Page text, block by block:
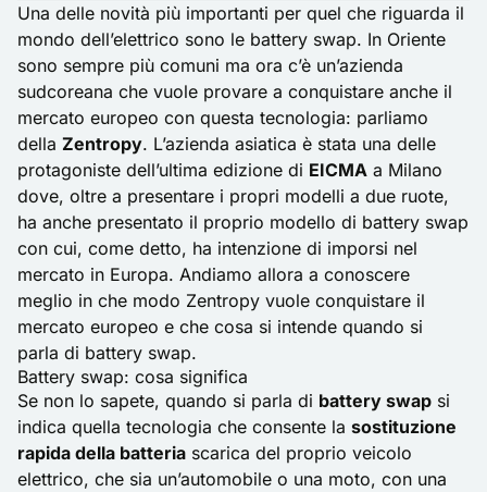
Una delle novità più importanti per quel che riguarda il
mondo dell’elettrico sono le battery swap. In Oriente
sono sempre più comuni ma ora c’è un’azienda
sudcoreana che vuole provare a conquistare anche il
mercato europeo con questa tecnologia: parliamo
della Zentropy. L’azienda asiatica è stata una delle
protagoniste dell’ultima edizione di EICMA a Milano
dove, oltre a presentare i propri modelli a due ruote,
ha anche presentato il proprio modello di battery swap
con cui, come detto, ha intenzione di imporsi nel
mercato in Europa. Andiamo allora a conoscere
meglio in che modo Zentropy vuole conquistare il
mercato europeo e che cosa si intende quando si
parla di battery swap.
Battery swap: cosa significa
Se non lo sapete, quando si parla di battery swap si
indica quella tecnologia che consente la sostituzione
rapida della batteria scarica del proprio veicolo
elettrico, che sia un’automobile o una moto, con una